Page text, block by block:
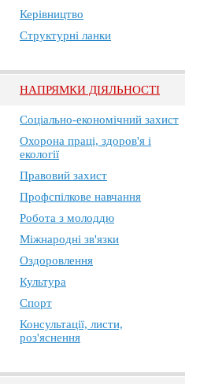
Керівництво
Структурні ланки
НАПРЯМКИ ДІЯЛЬНОСТІ
Соціально-економічний захист
Охорона праці, здоров'я і
екології
Правовий захист
Профспілкове навчання
Робота з молоддю
Міжнародні зв'язки
Оздоровлення
Культура
Спорт
Консультації, листи,
роз'яснення